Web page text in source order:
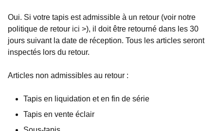
Oui. Si votre tapis est admissible à un retour (voir notre
politique de retour ici >), il doit être retourné dans les 30
jours suivant la date de réception. Tous les articles seront
inspectés lors du retour.
Articles non admissibles au retour :
Tapis en liquidation et en fin de série
Tapis en vente éclair